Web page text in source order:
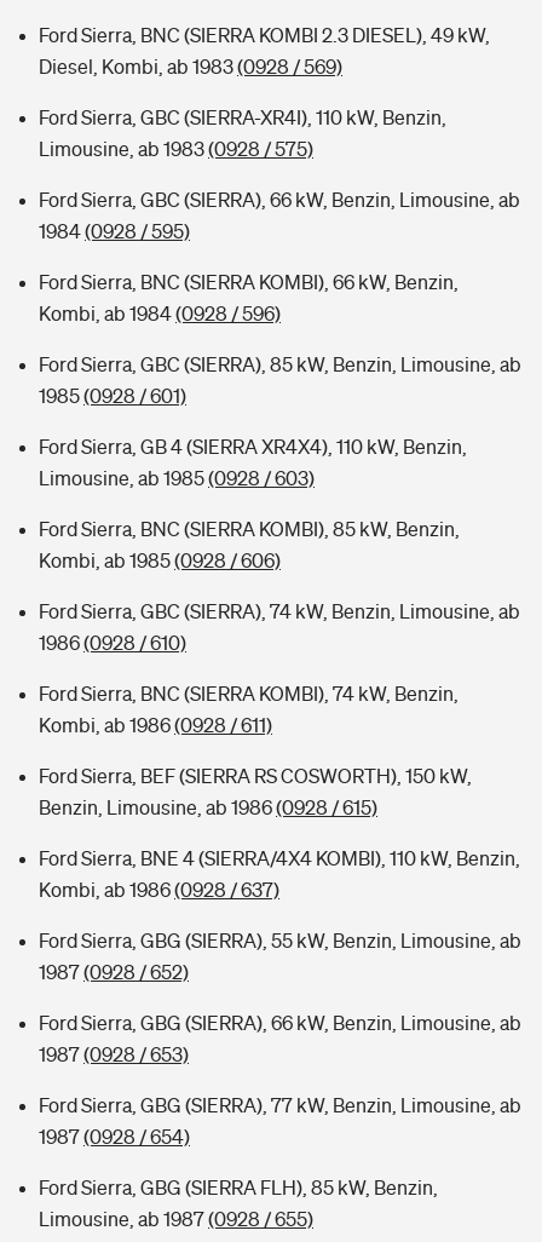
Ford Sierra, BNC (SIERRA KOMBI 2.3 DIESEL), 49 kW,
Diesel, Kombi, ab 1983(0928 / 569)
Ford Sierra, GBC (SIERRA-XR4I), 110 kW, Benzin,
Limousine, ab 1983(0928 / 575)
Ford Sierra, GBC (SIERRA), 66 kW, Benzin, Limousine, ab
1984(0928 / 595)
Ford Sierra, BNC (SIERRA KOMBI), 66 kW, Benzin,
Kombi, ab 1984(0928 / 596)
Ford Sierra, GBC (SIERRA), 85 kW, Benzin, Limousine, ab
1985(0928 / 601)
Ford Sierra, GB 4 (SIERRA XR4X4), 110 kW, Benzin,
Limousine, ab 1985(0928 / 603)
Ford Sierra, BNC (SIERRA KOMBI), 85 kW, Benzin,
Kombi, ab 1985(0928 / 606)
Ford Sierra, GBC (SIERRA), 74 kW, Benzin, Limousine, ab
1986(0928 / 610)
Ford Sierra, BNC (SIERRA KOMBI), 74 kW, Benzin,
Kombi, ab 1986(0928 / 611)
Ford Sierra, BEF (SIERRA RS COSWORTH), 150 kW,
Benzin, Limousine, ab 1986(0928 / 615)
Ford Sierra, BNE 4 (SIERRA/4X4 KOMBI), 110 kW, Benzin,
Kombi, ab 1986(0928 / 637)
Ford Sierra, GBG (SIERRA), 55 kW, Benzin, Limousine, ab
1987(0928 / 652)
Ford Sierra, GBG (SIERRA), 66 kW, Benzin, Limousine, ab
1987(0928 / 653)
Ford Sierra, GBG (SIERRA), 77 kW, Benzin, Limousine, ab
1987(0928 / 654)
Ford Sierra, GBG (SIERRA FLH), 85 kW, Benzin,
Limousine, ab 1987(0928 / 655)